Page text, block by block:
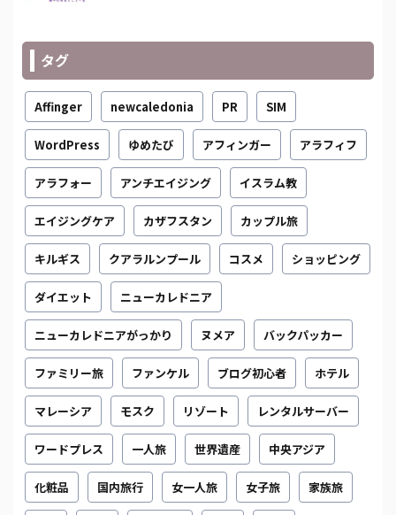
タグ
Affinger newcaledonia PR SIM
WordPress ゆめたび アフィンガー アラフィフ
アラフォー アンチエイジング イスラム教
エイジングケア カザフスタン カップル旅
キルギス クアラルンプール コスメ ショッピング
ダイエット ニューカレドニア
ニューカレドニアがっかり ヌメア バックパッカー
ファミリー旅 ファンケル ブログ初心者 ホテル
マレーシア モスク リゾート レンタルサーバー
ワードプレス 一人旅 世界遺産 中央アジア
化粧品 国内旅行 女一人旅 女子旅 家族旅